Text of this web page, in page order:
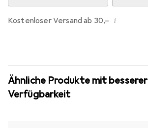
Kostenloser Versand ab 30,– i
Ähnliche Produkte mit besserer
Verfügbarkeit